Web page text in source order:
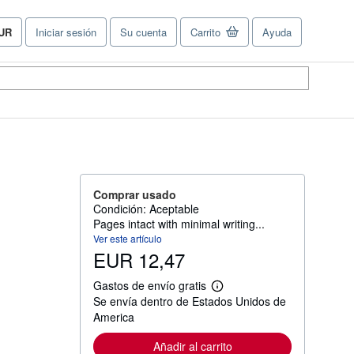
Iniciar sesión Su cuenta Carrito Ayuda
Comprar usado
Condición: Aceptable
Pages intact with minimal writing...
Ver este artículo
EUR 12,47
Gastos de envío gratis
M
á
f
Se envía dentro de Estados Unidos de
America
Añadir al carrito